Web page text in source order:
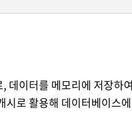
데이터를 메모리에 저장하
로 활용해 데이터베이스